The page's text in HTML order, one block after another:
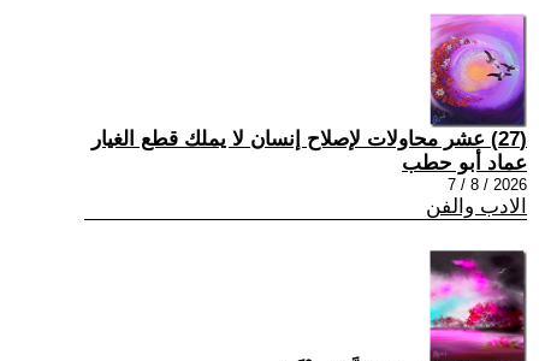
(27) عشر محاولات لإصلاح إنسان لا يملك قطع الغيار
عماد أبو حطب
2026 / 8 / 7
الادب والفن